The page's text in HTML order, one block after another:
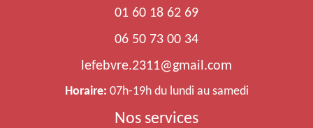
01 60 18 62 69
06 50 73 00 34
lefebvre.2311@gmail.com
Horaire: 07h-19h du lundi au samedi
Nos services